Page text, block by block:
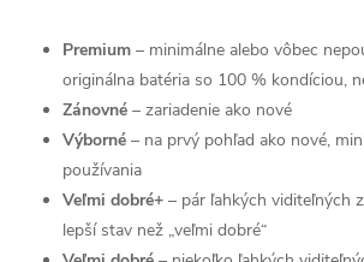
Premium – minimálne alebo vôbec
originálna batéria so 100 % kondíciou,
Zánovné – zariadenie ako nové
Výborné – na prvý pohľad ako nové,
používania
Veľmi dobré+ – pár ľahkých viditeľných
lepší stav než „veľmi dobré“